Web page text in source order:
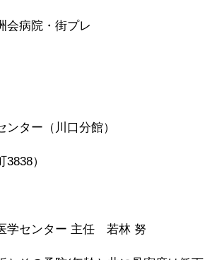
会病院・街プレ
ンター（川口分館）
3838）
学センター 主任 若林 努